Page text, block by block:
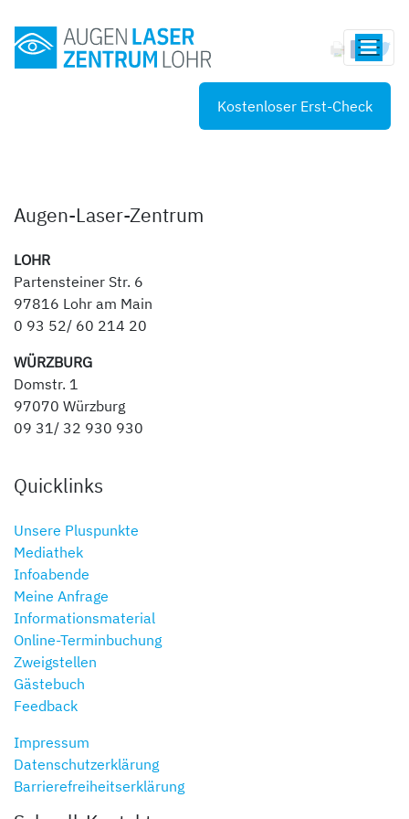
Kostenloser Erst-Check
Augen-Laser-Zentrum
LOHR
Partensteiner Str. 6
97816 Lohr am Main
0 93 52/ 60 214 20
WÜRZBURG
Domstr. 1
97070 Würzburg
09 31/ 32 930 930
Quicklinks
Unsere Pluspunkte
Mediathek
Infoabende
Meine Anfrage
Informationsmaterial
Online-Terminbuchung
Zweigstellen
Gästebuch
Feedback
Impressum
Datenschutzerklärung
Barrierefreiheitserklärung